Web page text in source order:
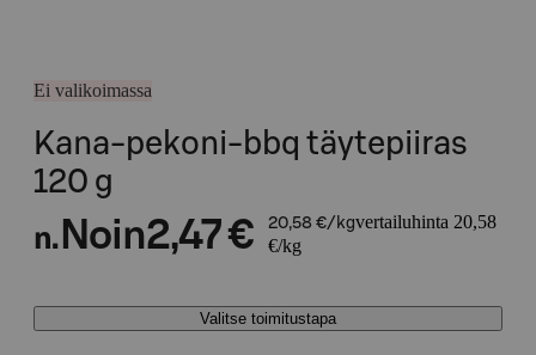
Ei valikoimassa
Kana-pekoni-bbq täytepiiras
120 g
n. Noin2,47 € 20,58 €/kgvertailuhinta 20,58
€/kg
Valitse toimitustapa